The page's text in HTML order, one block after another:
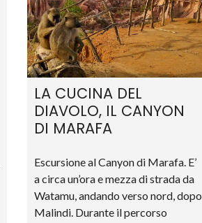
LA CUCINA DEL
DIAVOLO, IL CANYON
DI MARAFA
Escursione al Canyon di Marafa. E’
a circa un’ora e mezza di strada da
Watamu, andando verso nord, dopo
Malindi. Durante il percorso